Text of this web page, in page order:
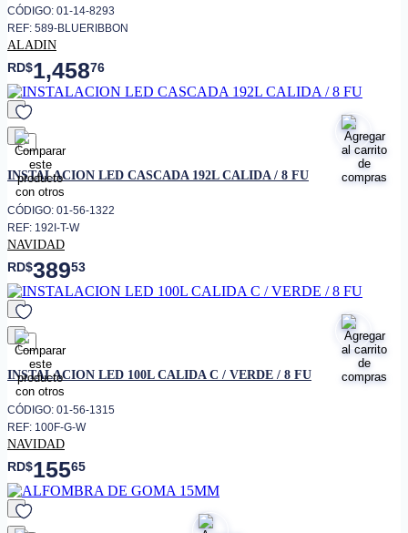
CÓDIGO: 01-14-8293
REF: 589-BLUERIBBON
ALADIN
RD$1,45876
favorito
INSTALACION LED CASCADA 192L CALIDA / 8 FU
CÓDIGO: 01-56-1322
REF: 192I-T-W
NAVIDAD
RD$38953
favorito
INSTALACION LED 100L CALIDA C / VERDE / 8 FU
CÓDIGO: 01-56-1315
REF: 100F-G-W
NAVIDAD
RD$15565